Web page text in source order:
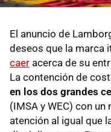
El anuncio de
deseos que la marca
caer acerca de su
La contención de
en los dos grandes
(IMSA y WEC) con
atención al igual que